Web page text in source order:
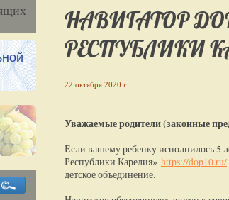
НАВИГАТОР
РЕСПУБЛИКИ
22 октября 2020 г.
Уважаемые родители (законные
Если вашему ребенку исполнилось 5
Республики Карелия» https://dop10.ru/
детское объединение.